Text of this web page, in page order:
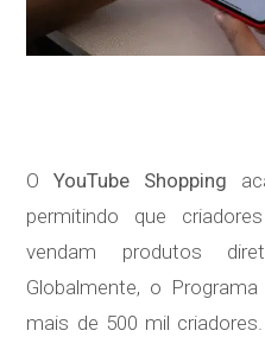
OYouTube Shopping
permitindo que
vendam produtos
Globalmente, o
mais de 500 mil